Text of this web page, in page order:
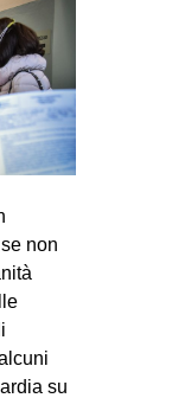
non
su